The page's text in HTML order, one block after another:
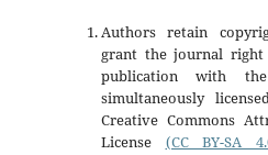
Authors retain
grant the journal
publication with
simultaneously
Creative Commons
License (CC BY-SA